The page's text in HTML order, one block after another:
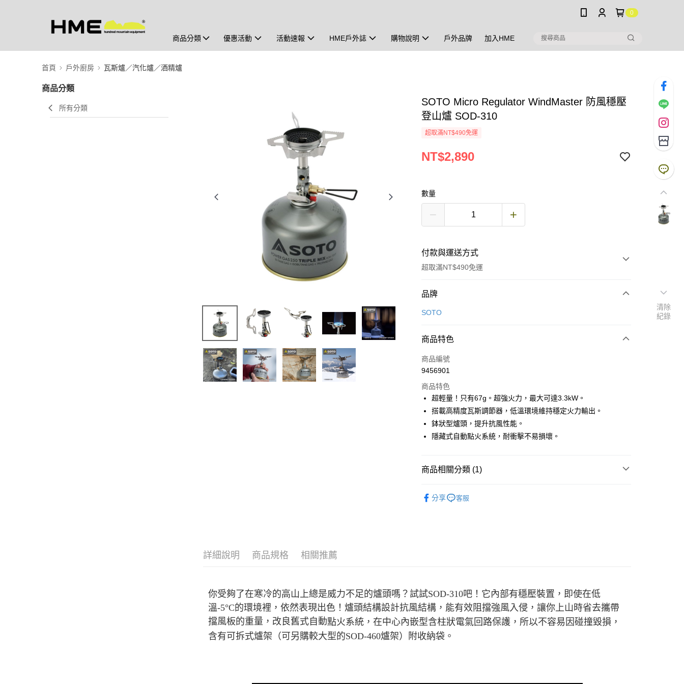
0
商品分類 優惠活動 活動速報 HME戶外誌 購物說明 戶外品牌 加入HME
首頁 戶外廚房 瓦斯爐／汽化爐／酒精爐
商品分類
所有分類
SOTO Micro Regulator WindMaster 防風穩壓
登山爐 SOD-310
超取滿NT$490免運
NT$2,890
數量
付款與運送方式
超取滿NT$490免運
付款方式
信用卡一次付款
合作金庫商業銀行
華南商業銀行
上海商業儲蓄銀行
國泰世華商業銀行
兆豐國際商業銀行
臺灣中小企業銀行
台中商業銀行
聯邦商業銀行
元大商業銀行
永豐商業銀行
台灣樂天信用卡公司
超商取貨付款
LINE Pay
Apple Pay
ATM付款
全家取貨付款
宅配
每筆NT$80，滿NT$490(含以上)免運費
離島宅配
品牌
SOTO
商品特色
商品編號
9456901
商品特色
超輕量！只有67g。超強火力，最大可達3.3kW。
搭載高精度瓦斯調節器，低溫環境維持穩定火力輸出。
鉢狀型爐頭，提升抗風性能。
隱藏式自動點火系統，耐衝擊不易損壞。
商品相關分類 (1)
分享
客服
詳細說明 商品規格 相關推薦
你受夠了在寒冷的高山上總是威力不足的爐頭嗎？試試SOD-310吧！它內部有穩壓裝置，即使在低
溫-5°C的環境裡，依然表現出色！爐頭結構設計抗風結構，能有效阻擋強風入侵，讓你上山時省去攜帶
擋風板的重量，改良舊式自動點火系統，在中心內嵌型含柱狀電氣回路保護，所以不容易因碰撞毀損，
含有可拆式爐架（可另購較大型的SOD-460爐架）附收納袋。
清除
紀錄